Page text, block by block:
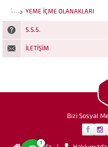
YEME İÇME OLANAKLARI
S.S.S.
İLETIŞIM
Bizi Sosyal
1